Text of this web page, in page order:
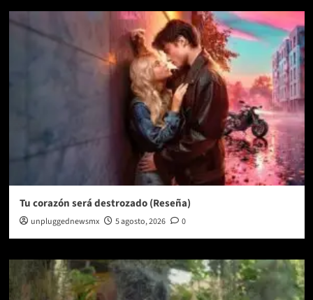
Tu corazón será destrozado (Reseña)
unpluggednewsmx 5 agosto, 2026 0